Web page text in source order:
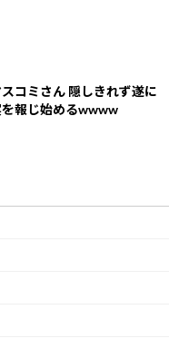
コミさん 隠しきれず遂に
を報じ始めるwwww